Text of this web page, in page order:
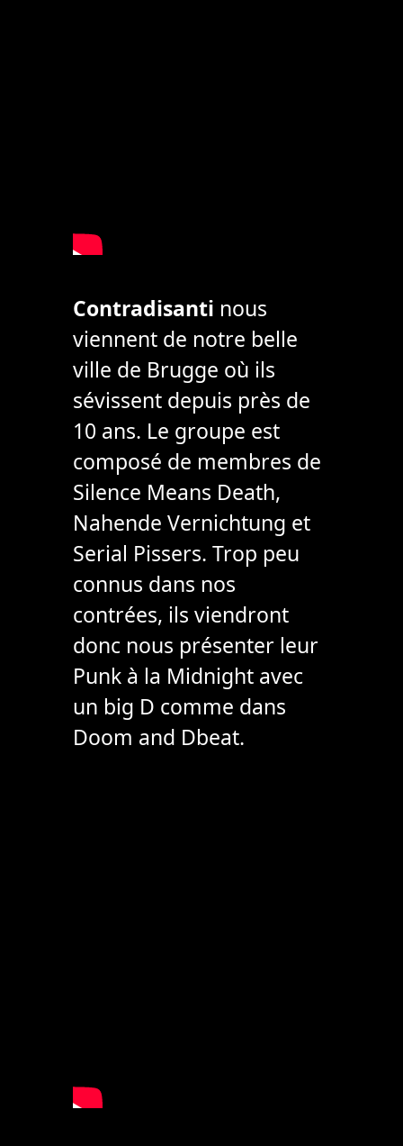
Contradisanti nous
viennent de notre belle
ville de Brugge où ils
sévissent depuis près de
10 ans. Le groupe est
composé de membres de
Silence Means Death,
Nahende Vernichtung et
Serial Pissers. Trop peu
connus dans nos
contrées, ils viendront
donc nous présenter leur
Punk à la Midnight avec
un big D comme dans
Doom and Dbeat.